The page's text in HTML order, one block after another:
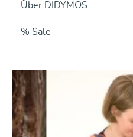
Über DIDYMOS
% Sale